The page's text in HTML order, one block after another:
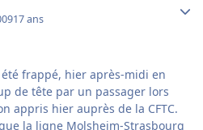
17 ans
frappé, hier après-midi en
de tête par un passager lors
appris hier auprès de la CFTC.
la ligne Molsheim-Strasbourg